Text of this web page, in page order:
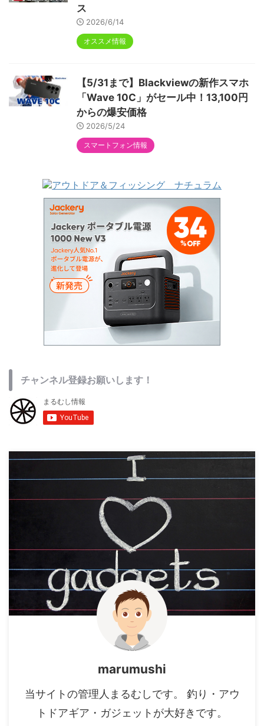
ス
2026/6/14
オススメ情報
【5/31まで】Blackviewの新作スマホ
「Wave 10C」がセール中！13,100円
からの爆安価格
2026/5/24
スマートフォン情報
チャンネル登録お願いします！
marumushi
当サイトの管理人まるむしです。 釣り・アウ
トドアギア・ガジェットが大好きです。